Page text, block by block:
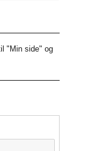
"Min side" og